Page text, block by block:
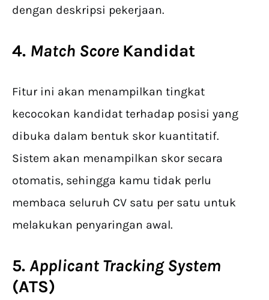
dengan deskripsi pekerjaan.
4. Match Score Kandidat
Fitur ini akan menampilkan tingkat
kecocokan kandidat terhadap posisi yang
dibuka dalam bentuk skor kuantitatif.
Sistem akan menampilkan skor secara
otomatis, sehingga kamu tidak perlu
membaca seluruh CV satu per satu untuk
melakukan penyaringan awal.
5. Applicant Tracking System
(ATS)